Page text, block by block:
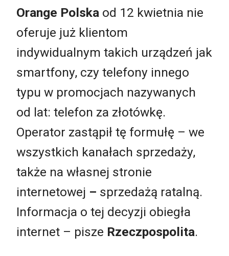
Orange Polska od 12 kwietnia nie
oferuje już klientom
indywidualnym takich urządzeń jak
smartfony, czy telefony innego
typu w promocjach nazywanych
od lat: telefon za złotówkę.
Operator zastąpił tę formułę – we
wszystkich kanałach sprzedaży,
także na własnej stronie
internetowej – sprzedażą ratalną.
Informacja o tej decyzji obiegła
internet – pisze Rzeczpospolita.